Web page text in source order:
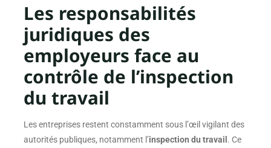
Les responsabilités
juridiques des
employeurs face au
contrôle de l’inspection
du travail
Les entreprises restent constamment sous l’œil vigilant des
autorités publiques, notamment l’inspection du travail. Ce